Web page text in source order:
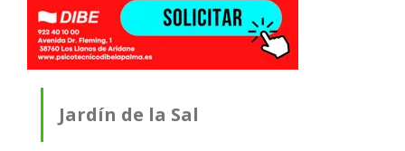
Jardín de la Sal